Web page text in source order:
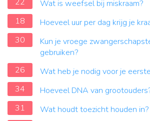
Wat is weefsel bij miskraam?
18
Hoeveel uur per dag krijg je
30
Kun je vroege
gebruiken?
26
Wat heb je nodig voor je
34
Hoeveel DNA van
31
Wat houdt toezicht houden in?